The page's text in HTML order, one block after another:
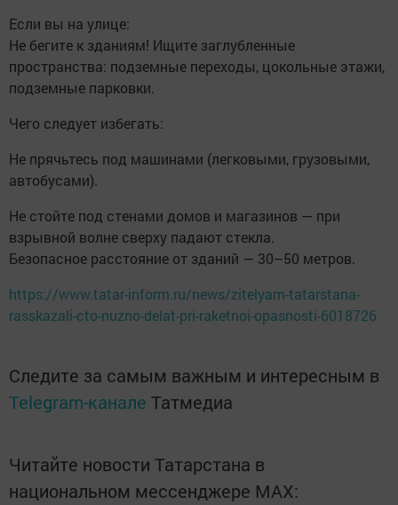
Если вы на улице:
Не бегите к зданиям! Ищите заглубленные
пространства: подземные переходы, цокольные этажи,
подземные парковки.
Чего следует избегать:
Не прячьтесь под машинами (легковыми, грузовыми,
автобусами).
Не стойте под стенами домов и магазинов — при
взрывной волне сверху падают стекла.
Безопасное расстояние от зданий — 30–50 метров.
https://www.tatar-inform.ru/news/zitelyam-tatarstana-
rasskazali-cto-nuzno-delat-pri-raketnoi-opasnosti-6018726
Следите за самым важным и интересным в
Telegram-канале Татмедиа
Читайте новости Татарстана в
национальном мессенджере MАХ: